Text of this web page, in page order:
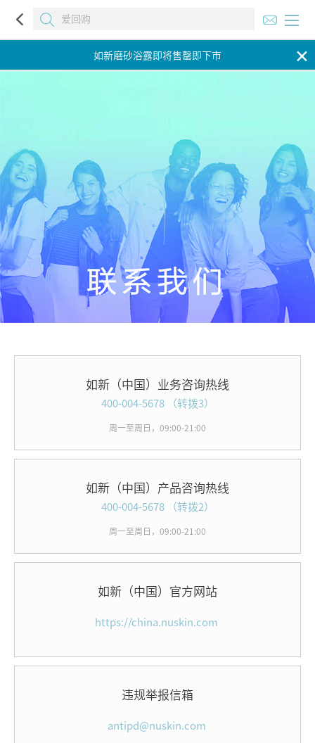
✕
如新磨砂浴露即将售罄即下市
如新（中国）业务咨询热线
400-004-5678 （转拨3）
周一至周日，09:00-21:00
如新（中国）产品咨询热线
400-004-5678 （转拨2）
周一至周日，09:00-21:00
如新（中国）官方网站
https://china.nuskin.com
违规举报信箱
antipd@nuskin.com